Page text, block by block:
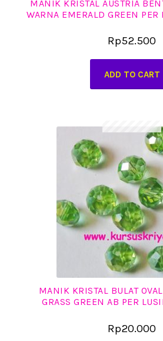
MANIK KRISTAL AUSTRIA
WARNA EMERALD GREEN
Rp52.500
ADD TO CART
MANIK KRISTAL BULAT
GRASS GREEN AB PER
Rp20.000